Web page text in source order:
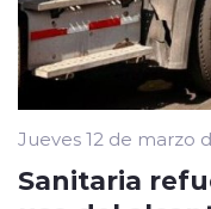
Jueves 12 de marzo
Sanitaria